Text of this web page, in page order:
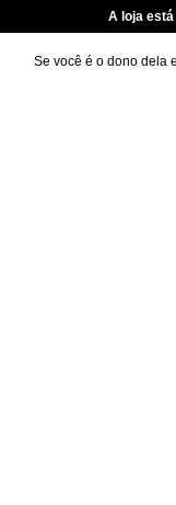
A loja
Se você é o dono dela